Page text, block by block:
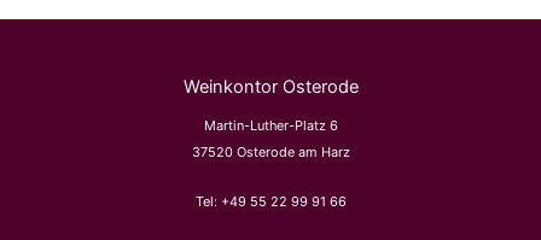
Weinkontor Osterode
Martin-Luther-Platz 6
37520 Osterode am Harz
Tel: +49 55 22 99 91 66